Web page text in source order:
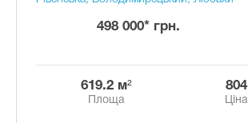
498 000* грн.
619.2 м²
Площа